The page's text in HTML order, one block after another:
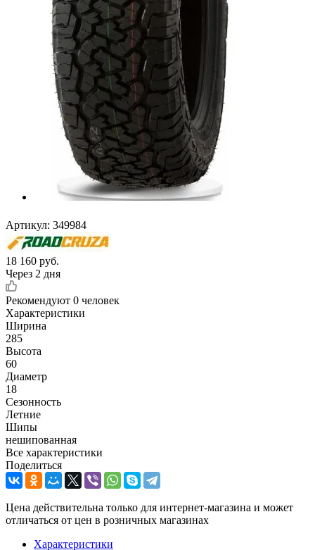
Артикул: 349984
18 160 руб.
Через 2 дня
Рекомендуют 0 человек
Характеристики
Ширина
285
Высота
60
Диаметр
18
Сезонность
Летние
Шипы
нешипованная
Все характеристики
Поделиться
Цена действительна только для интернет-магазина и может
отличаться от цен в розничных магазинах
Характеристики